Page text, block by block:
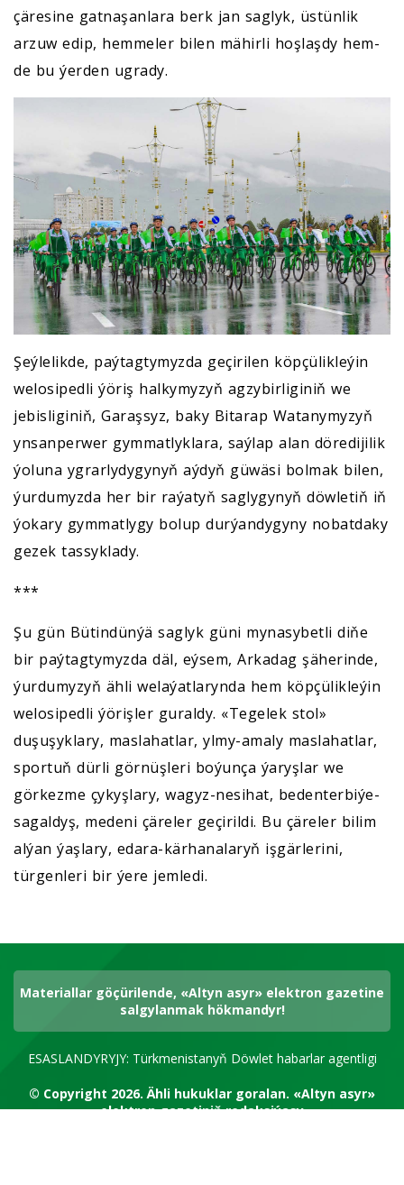
çäresine gatnaşanlara berk jan saglyk, üstünlik
arzuw edip, hemmeler bilen mähirli hoşlaşdy hem-
de bu ýerden ugrady.
Şeýlelikde, paýtagtymyzda geçirilen köpçülikleýin
welosipedli ýöriş halkymyzyň agzybirliginiň we
jebisliginiň, Garaşsyz, baky Bitarap Watanymyzyň
ynsanperwer gymmatlyklara, saýlap alan döredijilik
ýoluna ygrarlydygynyň aýdyň güwäsi bolmak bilen,
ýurdumyzda her bir raýatyň saglygynyň döwletiň iň
ýokary gymmatlygy bolup durýandygyny nobatdaky
gezek tassyklady.
***
Şu gün Bütindünýä saglyk güni mynasybetli diňe
bir paýtagtymyzda däl, eýsem, Arkadag şäherinde,
ýurdumyzyň ähli welaýatlarynda hem köpçülikleýin
welosipedli ýörişler guraldy. «Tegelek stol»
duşuşyklary, maslahatlar, ylmy-amaly maslahatlar,
sportuň dürli görnüşleri boýunça ýaryşlar we
görkezme çykyşlary, wagyz-nesihat, bedenterbiýe-
sagaldyş, medeni çäreler geçirildi. Bu çäreler bilim
alýan ýaşlary, edara-kärhanalaryň işgärlerini,
türgenleri bir ýere jemledi.
Materiallar göçürilende, «Altyn asyr» elektron gazetine
salgylanmak hökmandyr!
ESASLANDYRYJY: Türkmenistanyň Döwlet habarlar agentligi
© Copyright 2026.Ähli hukuklar goralan. «Altyn asyr»
elektron gazetiniň redaksiýasy